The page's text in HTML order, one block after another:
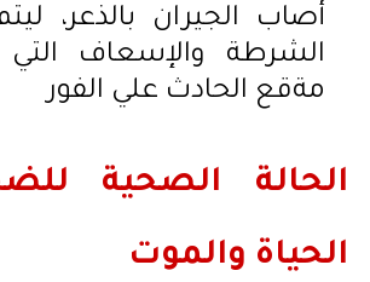
أصاب الجيران بالذعر،
الشرطة والإسعاف التي
مةقع الحادث علي الفور
الحالة الصحية
الحياة والموت